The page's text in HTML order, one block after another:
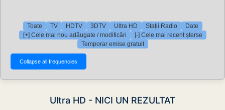
Toate TV HDTV 3DTV Ultra HD Stații Radio
Date
[+] Cele mai nou adăugate / modificări
[-] Cele mai recent șterse
Temporar emise gratuit
Ultra HD - NICI UN REZULTAT